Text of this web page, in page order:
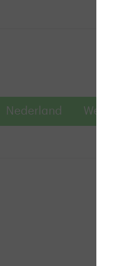
Nederland